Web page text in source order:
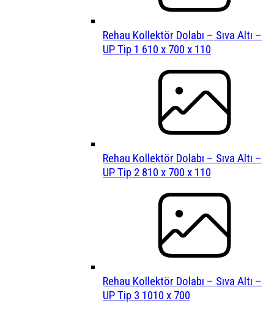
Rehau Kollektör Dolabı – Sıva Altı –
UP Tip 1 610 x 700 x 110
Rehau Kollektör Dolabı – Sıva Altı –
UP Tip 2 810 x 700 x 110
Rehau Kollektör Dolabı – Sıva Altı –
UP Tip 3 1010 x 700